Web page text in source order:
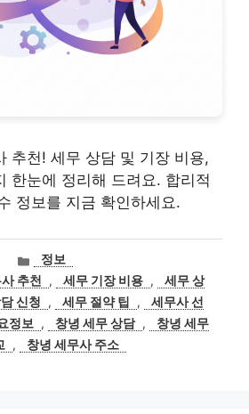
추천! 세무 상담 및 기장 비용,
한눈에 정리해 드려요. 합리적
정보를 지금 확인하세요.
카
테
고
리
정보
추천 , 세무 기장 비용 ,
세무 상
신청 , 세무 절약 팁 ,
세무사 선
정보 , 창녕 세무 상담 ,
창녕 세무
, 창녕 세무사 주소